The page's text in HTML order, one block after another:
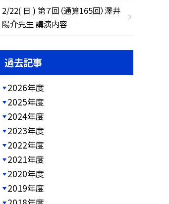
2/22( 日 ) 第７回（通算165回）澤井
陽介先生 講演内容
過去記事
2026年度
2025年度
2024年度
2023年度
2022年度
2021年度
2020年度
2019年度